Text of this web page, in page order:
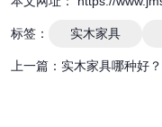
标签： 实木家具
上一篇： 实木家具哪种好